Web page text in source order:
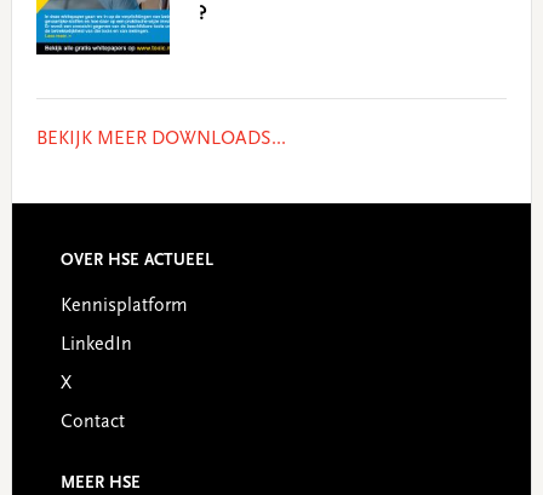
?
BEKIJK MEER DOWNLOADS...
Footer
OVER HSE ACTUEEL
Kennisplatform
LinkedIn
X
Contact
MEER HSE